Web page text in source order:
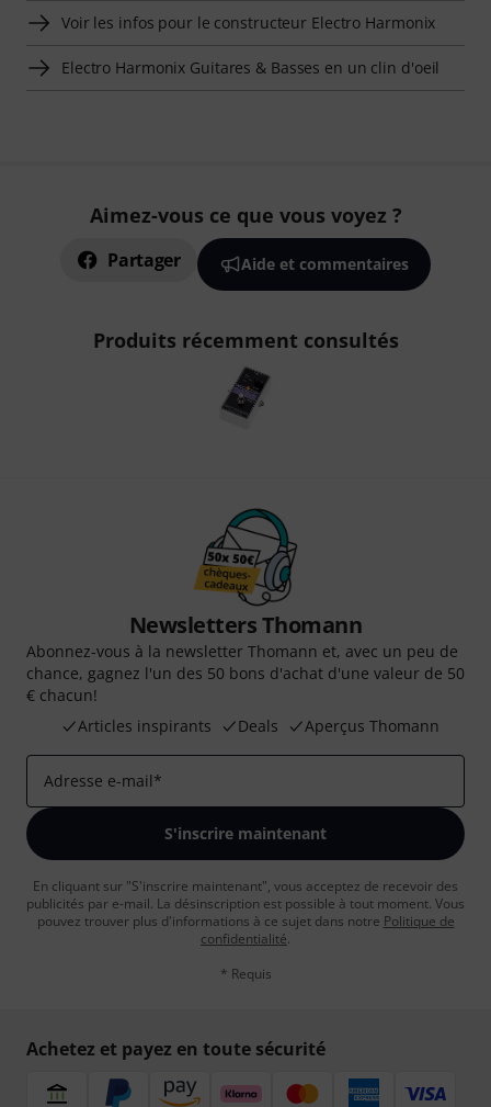
Voir les infos pour le constructeur Electro Harmonix
Electro Harmonix Guitares & Basses en un clin d'oeil
Aimez-vous ce que vous voyez ?
Partager Aide et commentaires
Produits récemment consultés
Newsletters Thomann
Abonnez-vous à la newsletter Thomann et, avec un peu de
chance, gagnez l'un des 50 bons d'achat d'une valeur de 50
€ chacun!
Articles inspirants
Deals Aperçus Thomann
Adresse e-mail*
S'inscrire maintenant
En cliquant sur "S'inscrire maintenant", vous acceptez de recevoir des
publicités par e-mail. La désinscription est possible à tout moment. Vous
pouvez trouver plus d'informations à ce sujet dans notre Politique de
confidentialité.
* Requis
Achetez et payez en toute sécurité